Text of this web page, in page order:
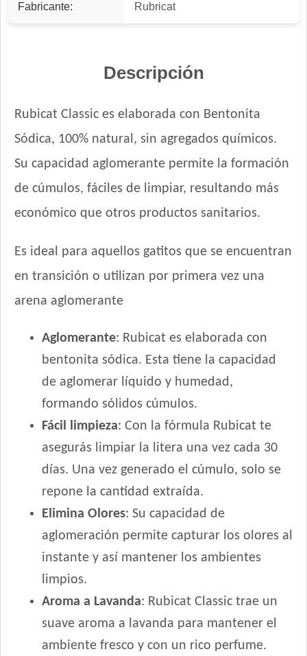
Fabricante: Rubricat
Descripción
Rubicat Classic es elaborada con Bentonita
Sódica, 100% natural, sin agregados químicos.
Su capacidad aglomerante permite la formación
de cúmulos, fáciles de limpiar, resultando más
económico que otros productos sanitarios.
Es ideal para aquellos gatitos que se encuentran
en transición o utilizan por primera vez una
arena aglomerante
Aglomerante: Rubicat es elaborada con
bentonita sódica. Esta tiene la capacidad
de aglomerar líquido y humedad,
formando sólidos cúmulos.
Fácil limpieza: Con la fórmula Rubicat te
asegurás limpiar la litera una vez cada 30
días. Una vez generado el cúmulo, solo se
repone la cantidad extraída.
Elimina Olores: Su capacidad de
aglomeración permite capturar los olores al
instante y así mantener los ambientes
limpios.
Aroma a Lavanda: Rubicat Classic trae un
suave aroma a lavanda para mantener el
ambiente fresco y con un rico perfume.